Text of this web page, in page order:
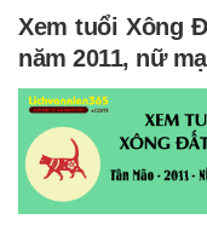
Xem tuổi Xông
năm 2011, nữ